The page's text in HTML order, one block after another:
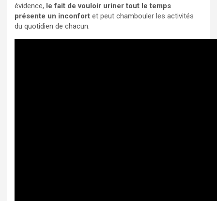
évidence, le fait de vouloir uriner tout le temps
présente un inconfort et peut chambouler les activités
du quotidien de chacun.